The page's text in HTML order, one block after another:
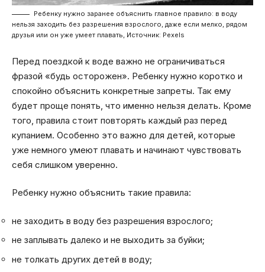
Ребенку нужно заранее объяснить главное правило: в воду
нельзя заходить без разрешения взрослого, даже если мелко, рядом
друзья или он уже умеет плавать, Источник: Pexels
Перед поездкой к воде важно не ограничиваться
фразой «будь осторожен». Ребенку нужно коротко и
спокойно объяснить конкретные запреты. Так ему
будет проще понять, что именно нельзя делать. Кроме
того, правила стоит повторять каждый раз перед
купанием. Особенно это важно для детей, которые
уже немного умеют плавать и начинают чувствовать
себя слишком уверенно.
Ребенку нужно объяснить такие правила:
не заходить в воду без разрешения взрослого;
не заплывать далеко и не выходить за буйки;
не толкать других детей в воду;